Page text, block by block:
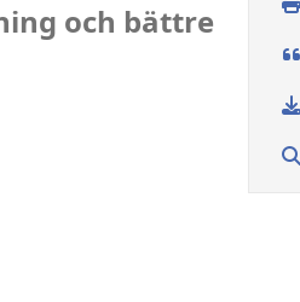
och bättre